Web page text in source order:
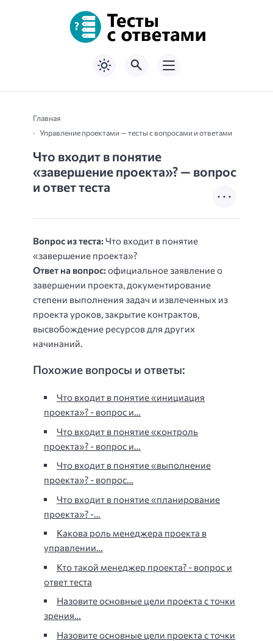
Главная
Управление проектами — тесты с вопросами и ответами
Что входит в понятие
«завершение проекта»? — вопрос
и ответ теста
Вопрос из теста: Что входит в понятие
«завершение проекта»?
Ответ на вопрос: официальное заявление о
завершении проекта, документирование
степени выполнения задач и извлеченных из
проекта уроков, закрытие контрактов,
высвобождение ресурсов для других
начинаний.
Похожие вопросы и ответы:
Что входит в понятие «инициация
проекта»? - вопрос и…
Что входит в понятие «контроль
проекта»? - вопрос и…
Что входит в понятие «выполнение
проекта»? - вопрос…
Что входит в понятие «планирование
проекта»? -…
Какова роль менеджера проекта в
управлении…
Кто такой менеджер проекта? - вопрос и
ответ теста
Назовите основные цели проекта с точки
зрения…
Назовите основные цели проекта с точки